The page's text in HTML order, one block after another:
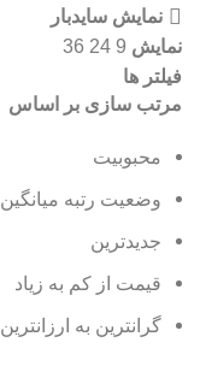
نمایش سایدبار
نمایش 9
24
36
فیلتر ها
مرتب سازی بر اساس
محبوبیت
وضعیت رتبه میانگین
جدیدترین
قیمت از کم به زیاد
گرانترین به ارزانترین